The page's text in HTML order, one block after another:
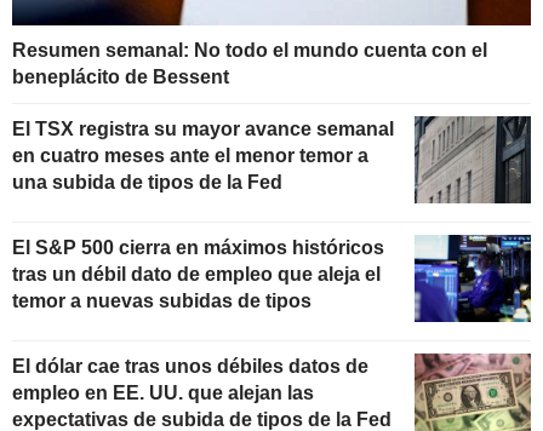
Resumen semanal: No todo el mundo cuenta con el
beneplácito de Bessent
El TSX registra su mayor avance semanal
en cuatro meses ante el menor temor a
una subida de tipos de la Fed
El S&P 500 cierra en máximos históricos
tras un débil dato de empleo que aleja el
temor a nuevas subidas de tipos
El dólar cae tras unos débiles datos de
empleo en EE. UU. que alejan las
expectativas de subida de tipos de la Fed